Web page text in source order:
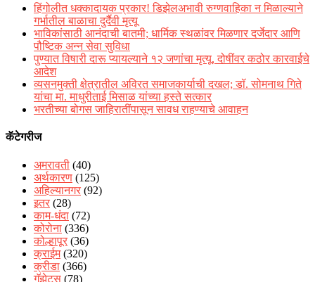
हिंगोलीत धक्कादायक प्रकार! डिझेलअभावी रुग्णवाहिका न मिळाल्याने
गर्भातील बाळाचा दुर्दैवी मृत्यू
भाविकांसाठी आनंदाची बातमी; धार्मिक स्थळांवर मिळणार दर्जेदार आणि
पौष्टिक अन्न सेवा सुविधा
पुण्यात विषारी दारू प्यायल्याने १२ जणांचा मृत्यू, दोषींवर कठोर कारवाईचे
आदेश
व्यसनमुक्ती क्षेत्रातील अविरत समाजकार्याची दखल; डॉ. सोमनाथ गिते
यांचा मा. माधुरीताई मिसाळ यांच्या हस्ते सत्कार
भरतीच्या बोगस जाहिरातींपासून सावध राहण्याचे आवाहन
कॅटेगरीज
अमरावती (40)
अर्थकारण (125)
अहिल्यानगर (92)
इतर (28)
काम-धंदा (72)
कोरोना (336)
कोल्हापूर (36)
क्राईम(320)
क्रीडा (366)
गॅझेट्स (78)